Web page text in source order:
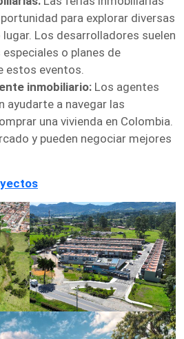
para explorar diversas
Los desarrolladores suelen
o planes de
estos eventos.
inmobiliario: Los agentes
ayudarte a navegar las
una vivienda en Colombia.
y pueden negociar mejores